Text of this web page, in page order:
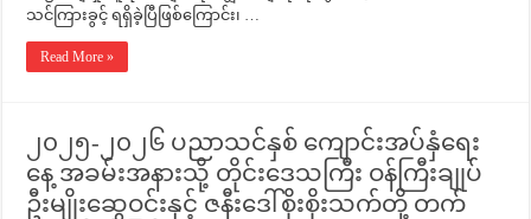
သင်ကြားခွင့် ရရှိခဲ့ပြီဖြစ်ကြောင်း၊ …
Read More »
၂၀၂၅-၂၀၂၆ ပညာသင်နှစ် ကျောင်းအပ်နှံရေး
နေ့ အခမ်းအနားသို့ တိုင်းဒေသကြီး ဝန်ကြီးချုပ်
ဦးမျိုးဆွေဝင်းနှင့် ဇနီးဒေါ်စိုးစိုးသက်တို့ တက်